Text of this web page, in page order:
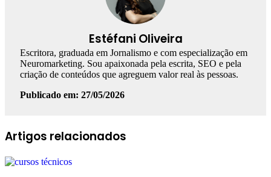
Estéfani Oliveira
Escritora, graduada em Jornalismo e com especialização em
Neuromarketing. Sou apaixonada pela escrita, SEO e pela
criação de conteúdos que agreguem valor real às pessoas.
Publicado em: 27/05/2026
Facebook
Linkedin
WhatsApp
Telegram
Artigos relacionados